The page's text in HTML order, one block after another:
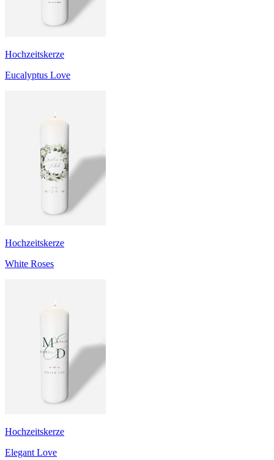
Hochzeitskerze
Eucalyptus Love
Hochzeitskerze
White Roses
Hochzeitskerze
Elegant Love